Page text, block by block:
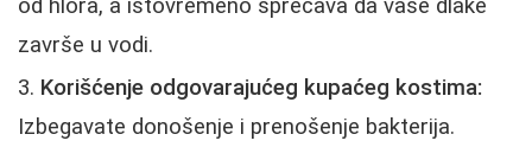
od hlora, a istovremeno sprečava da vaše dlake
završe u vodi.
Korišćenje odgovarajućeg kupaćeg kostima:
Izbegavate donošenje i prenošenje bakterija.